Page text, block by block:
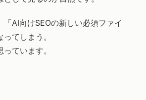
「AI向けSEOの新しい必須ファイ
てしまう。
ています。